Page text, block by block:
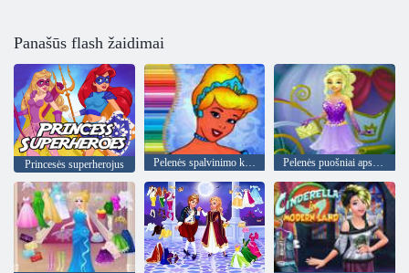
Panašūs flash žaidimai
Princesės superherojus Pelenės spalvinimo knyga Pelenės puošniai apsirengti Fashion nova